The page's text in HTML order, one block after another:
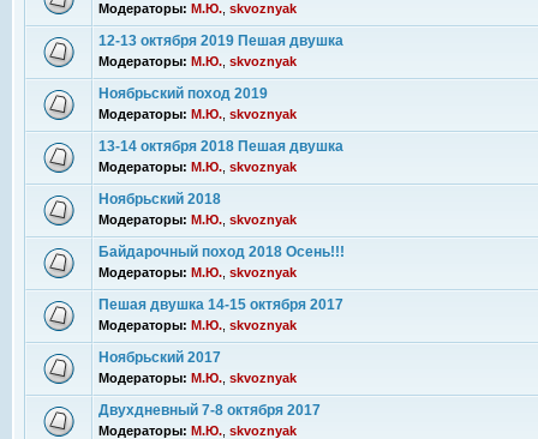
Модераторы: М.Ю. skvoznyak
12-13 октября 2019 Пешая двушка
Модераторы: М.Ю. skvoznyak
Ноябрьский поход 2019
Модераторы: М.Ю. skvoznyak
13-14 октября 2018 Пешая двушка
Модераторы: М.Ю. skvoznyak
Ноябрьский 2018
Модераторы: М.Ю. skvoznyak
Байдарочный поход 2018 Осень!!!
Модераторы: М.Ю. skvoznyak
Пешая двушка 14-15 октября 2017
Модераторы: М.Ю. skvoznyak
Ноябрьский 2017
Модераторы: М.Ю. skvoznyak
Двухдневный 7-8 октября 2017
Модераторы: М.Ю. skvoznyak